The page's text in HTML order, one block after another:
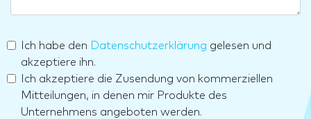
Ich habe den Datenschutzerklärung gelesen und
akzeptiere ihn.
Ich akzeptiere die Zusendung von kommerziellen
Mitteilungen, in denen mir Produkte des
Unternehmens angeboten werden.